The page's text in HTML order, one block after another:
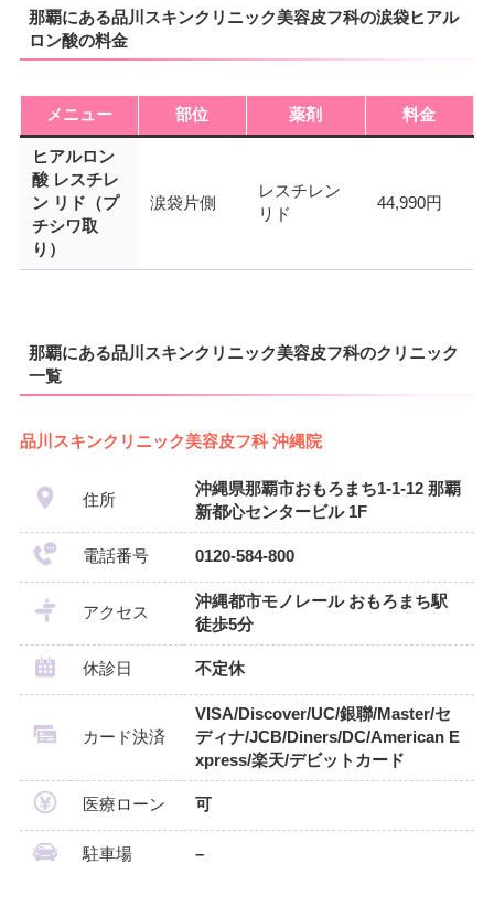
那覇にある品川スキンクリニック美容皮フ科の涙袋ヒアル
ロン酸の料金
メニュー 部位 薬剤 料金
ヒアルロン
酸 レスチレ
ン リド（プ
チシワ取
り）
涙袋片側
レスチレン
リド
44,990円
那覇にある品川スキンクリニック美容皮フ科のクリニック
一覧
品川スキンクリニック美容皮フ科 沖縄院
住所
沖縄県那覇市おもろまち1-1-12 那覇
新都心センタービル 1F
電話番号 0120-584-800
アクセス
沖縄都市モノレール おもろまち駅
徒歩5分
休診日 不定休
カード決済
VISA/Discover/UC/銀聯/Master/セ
ディナ/JCB/Diners/DC/American E
xpress/楽天/デビットカード
医療ローン 可
駐車場 –